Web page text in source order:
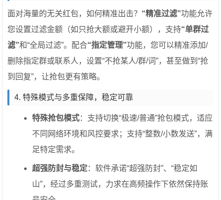
面对海量的无关红包，如何精准出击？ “精准过滤”功能允许
您设置过滤金额（如只抢大额或避开小额），支持“单群过
滤”和“全局过滤”。配合“指定管理”功能，您可以精准添加/
删除指定群或联系人，设置“不抢某人/群/词”，甚至做到“抢
到回复”，让抢包更有策略。
4. 特殊模式与多重保障，稳定可靠
特殊抢包模式：支持切换“极速/普通”抢包模式，适应
不同网络环境和风控要求；支持“整数/小数发送”，满
足特定需求。
超强防封与稳定：软件承诺“超强防封”、“稳定如
山”，经过多重测试，力求在高频操作下依然保持账